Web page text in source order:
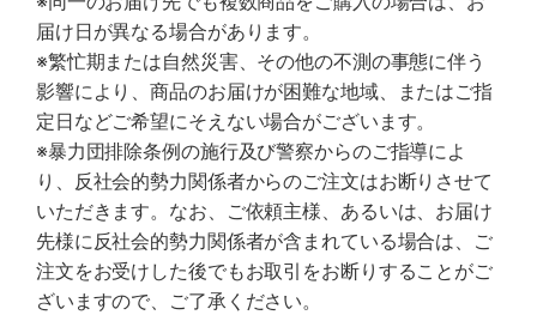
届け日が異なる場合があります。
※繁忙期または自然災害、その他の不測の事態に伴う
影響により、商品のお届けが困難な地域、またはご指
定日などご希望にそえない場合がございます。
※暴力団排除条例の施行及び警察からのご指導によ
り、反社会的勢力関係者からのご注文はお断りさせて
いただきます。なお、ご依頼主様、あるいは、お届け
先様に反社会的勢力関係者が含まれている場合は、ご
注文をお受けした後でもお取引をお断りすることがご
ざいますので、ご了承ください。